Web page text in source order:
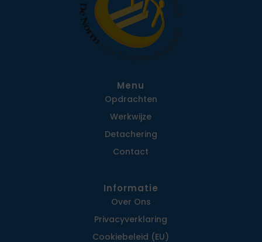
Menu
Opdrachten
Werkwijze
Detachering
Contact
Informatie
Over Ons
Privacy­verklaring
Cookiebeleid (EU)